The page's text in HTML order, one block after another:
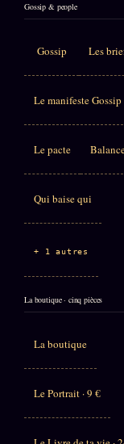
Gossip & people
Gossip Les
Le manifeste Gossip
Le pacte
Qui baise qui
+ 1 autres
La boutique · cinq pièces
La boutique
Le Portrait · 9 €